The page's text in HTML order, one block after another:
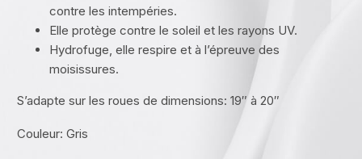
contre les intempéries.
Elle protège contre le soleil et les rayons UV.
Hydrofuge, elle respire et à l’épreuve des
moisissures.
S’adapte sur les roues de dimensions: 19″ à 20″
Couleur: Gris